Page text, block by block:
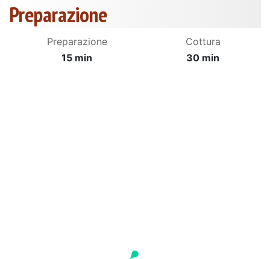
Preparazione
Preparazione
15 min
Cottura
30 min